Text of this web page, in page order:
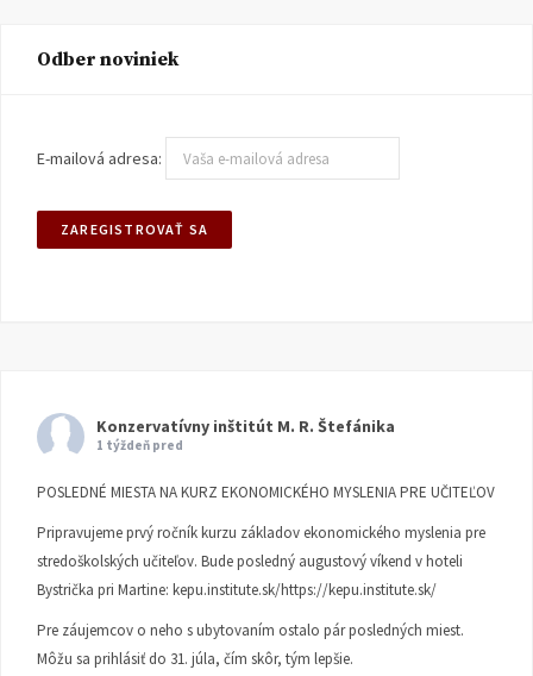
Odber noviniek
E-mailová adresa:
Konzervatívny inštitút M. R. Štefánika
1 týždeň pred
POSLEDNÉ MIESTA NA KURZ EKONOMICKÉHO MYSLENIA PRE UČITEĽOV
Pripravujeme prvý ročník kurzu základov ekonomického myslenia pre
stredoškolských učiteľov. Bude posledný augustový víkend v hoteli
Bystrička pri Martine: kepu.institute.sk/https://kepu.institute.sk/
Pre záujemcov o neho s ubytovaním ostalo pár posledných miest.
Môžu sa prihlásiť do 31. júla, čím skôr, tým lepšie.